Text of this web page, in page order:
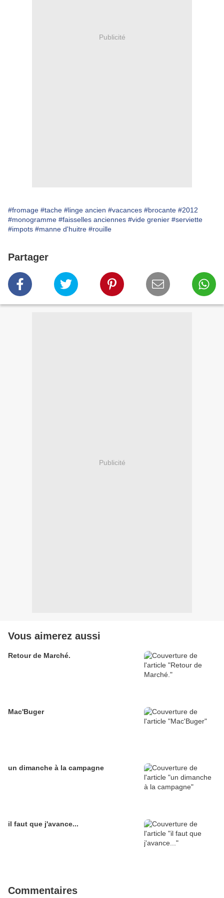
Publicité
#fromage #tache #linge ancien #vacances #brocante #2012
#monogramme #faisselles anciennes #vide grenier #serviette
#impots #manne d'huitre #rouille
Partager
Publicité
Vous aimerez aussi
Retour de Marché.
Mac'Buger
un dimanche à la campagne
il faut que j'avance...
Commentaires